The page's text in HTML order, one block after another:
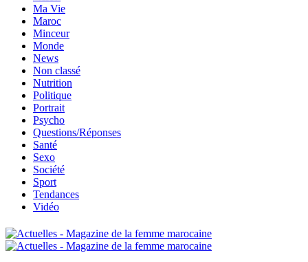
Ma Vie
Maroc
Minceur
Monde
News
Non classé
Nutrition
Politique
Portrait
Psycho
Questions/Réponses
Santé
Sexo
Société
Sport
Tendances
Vidéo